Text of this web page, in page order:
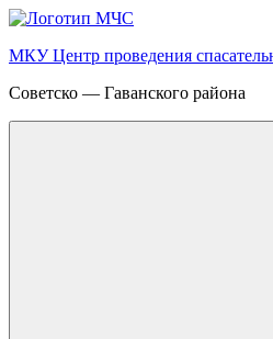
Перейти
содержимому
МКУ Центр проведения
Советско — Гаванского района